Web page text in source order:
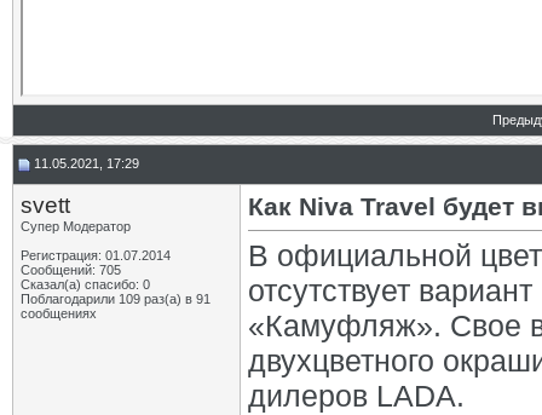
11.05.2021, 17:29
svett
Супер Модератор
Регистрация: 01.07.2014
Сообщений: 705
Сказал(а) спасибо: 0
Поблагодарили 109 раз(а) в 91
сообщениях
Как Niva Travel будет
В официальной
отсутствует
«Камуфляж». Свое
двухцветного
дилеров LADA.